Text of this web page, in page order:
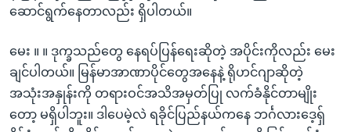
ဆောင်ရွက်နေတာလည်း ရှိပါတယ်။
မေး ။ ။ ဒုက္ခသည်တွေ နေရပ်ပြန်ရေးဆိုတဲ့ အပိုင်းကိုလည်း မေး
ချင်ပါတယ်။ မြန်မာအာဏာပိုင်တွေအနေနဲ့ ရိုဟင်ဂျာဆိုတဲ့
အသုံးအနှုန်းကို တရားဝင်အသိအမှတ်ပြု လက်ခံနိုင်တာမျိုး
တော့ မရှိပါဘူး။ ဒါပေမဲ့လဲ ရခိုင်ပြည်နယ်ကနေ ဘင်္ဂလားဒေ့ရှ်